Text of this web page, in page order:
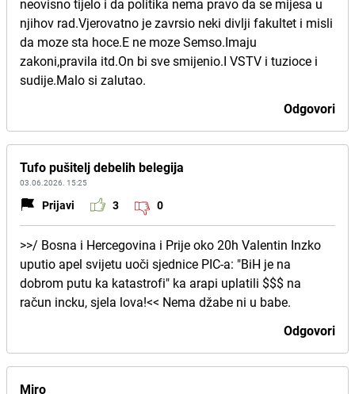
neovisno tijelo i da politika nema pravo da se mijesa u
njihov rad.Vjerovatno je zavrsio neki divlji fakultet i misli
da moze sta hoce.E ne moze Semso.Imaju
zakoni,pravila itd.On bi sve smijenio.I VSTV i tuzioce i
sudije.Malo si zalutao.
Odgovori
Tufo pušitelj debelih belegija
03.06.2026. 15:25
Prijavi 3 0
>>/ Bosna i Hercegovina i Prije oko 20h Valentin Inzko
uputio apel svijetu uoči sjednice PIC-a: "BiH je na
dobrom putu ka katastrofi" ka arapi uplatili $$$ na
račun incku, sjela lova!<< Nema džabe ni u babe.
Odgovori
Miro